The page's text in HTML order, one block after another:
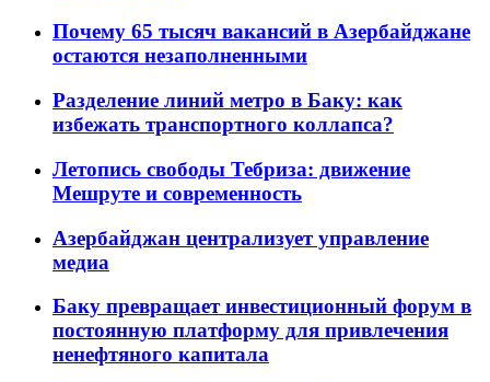
Почему 65 тысяч вакансий в Азербайджане
остаются незаполненными
Разделение линий метро в Баку: как
избежать транспортного коллапса?
Летопись свободы Тебриза: движение
Мешруте и современность
Азербайджан централизует управление
медиа
Баку превращает инвестиционный форум в
постоянную платформу для привлечения
ненефтяного капитала